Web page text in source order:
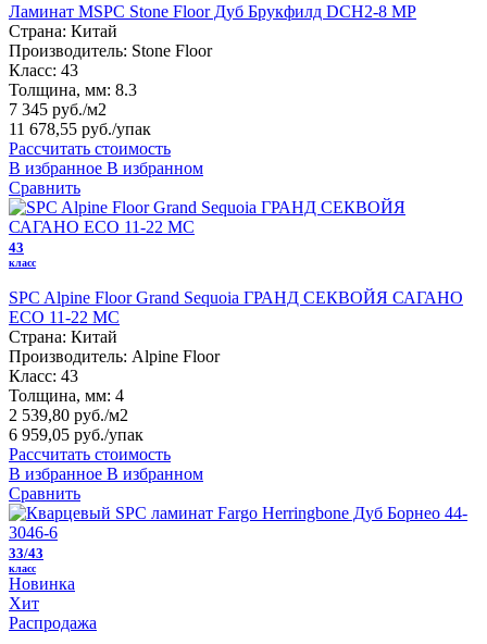
Ламинат MSPC Stone Floor Дуб Брукфилд DCH2-8 MР
Страна: Китай
Производитель: Stone Floor
Класс: 43
Толщина, мм: 8.3
7 345 руб./м2
11 678,55 руб./упак
Рассчитать стоимость
В избранное В избранном
Сравнить
43
класс
SPC Alpine Floor Grand Sequoia ГРАНД СЕКВОЙЯ САГАНО
ECO 11-22 MC
Страна: Китай
Производитель: Alpine Floor
Класс: 43
Толщина, мм: 4
2 539,80 руб./м2
6 959,05 руб./упак
Рассчитать стоимость
В избранное В избранном
Сравнить
33/43
класс
Новинка
Хит
Распродажа